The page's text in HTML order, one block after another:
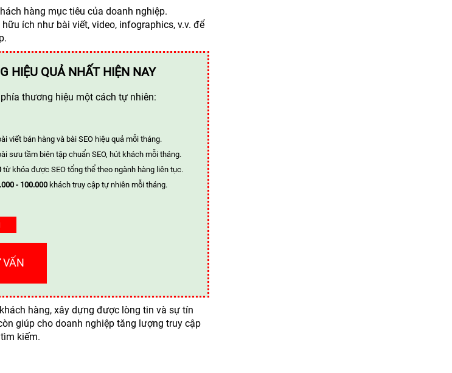
hàng mục tiêu của doanh nghiệp.
ích như bài viết, video, infographics, v.v. để
HIỆU QUẢ NHẤT HIỆN NAY
thương hiệu một cách tự nhiên:
viết bán hàng và bài SEO hiệu quả mỗi tháng.
sưu tầm biên tập chuẩn SEO, hút khách mỗi tháng.
từ khóa được SEO tổng thể theo ngành hàng liên tục.
- 100.000 khách truy cập tự nhiên mỗi tháng.
VẤN
hàng, xây dựng được lòng tin và sự tín
giúp cho doanh nghiệp tăng lượng truy cập
kiếm.